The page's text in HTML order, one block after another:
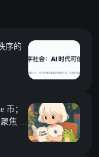
序的
币；
焦 Y